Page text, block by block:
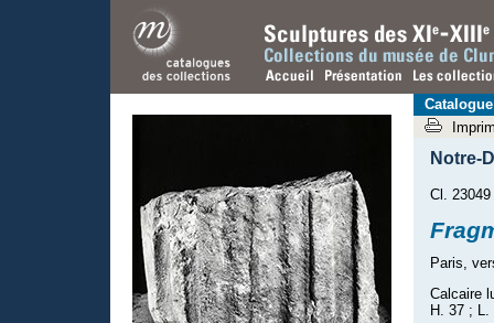
Notre-
Cl. 23049
Paris,
Calcaire
H. 37 ;
Catalogue